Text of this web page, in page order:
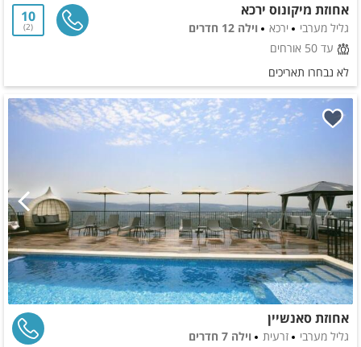
אחוזת מיקונוס ירכא
גליל מערבי ירכא
וילה 12 חדרים
עד 50 אורחים
10
2
לא נבחרו תאריכים
אחוזת סאנשיין
גליל מערבי זרעית
וילה 7 חדרים